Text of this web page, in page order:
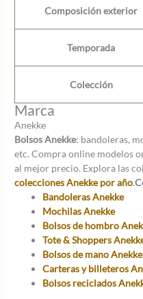
Composición exterior
Temporada
Colección
Marca
Anekke
Bolsos Anekke: bandoleras,
etc. Compra online modelos
al mejor precio. Explora las
colecciones Anekke por año.
Bandoleras Anekke
Mochilas Anekke
Bolsos de hombro
Tote & Shoppers
Bolsos de mano Anekke
Carteras y billeteros
Bolsos reciclados